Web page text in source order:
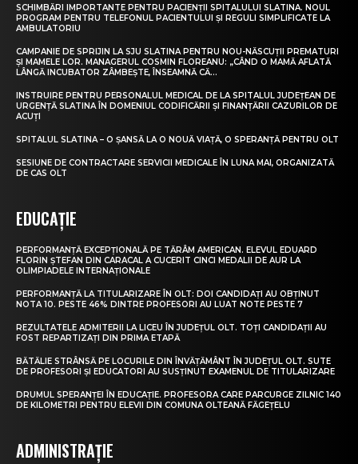
SCHIMBĂRI IMPORTANTE PENTRU PACIENȚII SPITALULUI SLATINA. NOUL
PROGRAM PENTRU TELEFONUL PACIENTULUI ȘI REGULI SIMPLIFICATE LA
AMBULATORIU
CAMPANIE DE SPRIJIN LA SJU SLATINA PENTRU NOU-NĂSCUȚII PREMATURI
ȘI MAMELE LOR. MANAGERUL COSMIN FLOREANU: „CÂND O MAMĂ AFLATĂ
LÂNGĂ INCUBATOR ZÂMBEȘTE, ÎNSEAMNĂ CĂ...
INSTRUIRE PENTRU PERSONALUL MEDICAL DE LA SPITALUL JUDEȚEAN DE
URGENȚĂ SLATINA ÎN DOMENIUL CODIFICĂRII ȘI FINANȚĂRII CAZURILOR DE
ACUȚI
SPITALUL SLATINA – O ȘANSĂ LA O NOUĂ VIAȚĂ, O SPERANȚĂ PENTRU OLT
SESIUNE DE CONTRACTARE SERVICII MEDICALE ÎN LUNA MAI, ORGANIZATĂ
DE CAS OLT
EDUCAȚIE
PERFORMANȚĂ EXCEPȚIONALĂ PE TĂRÂM AMERICAN. ELEVUL EDUARD
FLORIN ȘTEFAN DIN CARACAL A CUCERIT CINCI MEDALII DE AUR LA
OLIMPIADELE INTERNAȚIONALE
PERFORMANȚĂ LA TITULARIZARE ÎN OLT: DOI CANDIDAȚI AU OBȚINUT
NOTA 10. PESTE 46% DINTRE PROFESORI AU LUAT NOTE PESTE 7
REZULTATELE ADMITERII LA LICEU ÎN JUDEȚUL OLT. TOȚI CANDIDAȚII AU
FOST REPARTIZAȚI DIN PRIMA ETAPĂ
BĂTĂLIE STRÂNSĂ PE LOCURILE DIN ÎNVĂȚĂMÂNT ÎN JUDEȚUL OLT. SUTE
DE PROFESORI ȘI EDUCATORI AU SUSȚINUT EXAMENUL DE TITULARIZARE
DRUMUL SPERANȚEI ÎN EDUCAȚIE. PROFESORA CARE PARCURGE ZILNIC 140
DE KILOMETRI PENTRU ELEVII DIN COMUNA OLTEANĂ FĂGEȚELU
ADMINISTRAȚIE